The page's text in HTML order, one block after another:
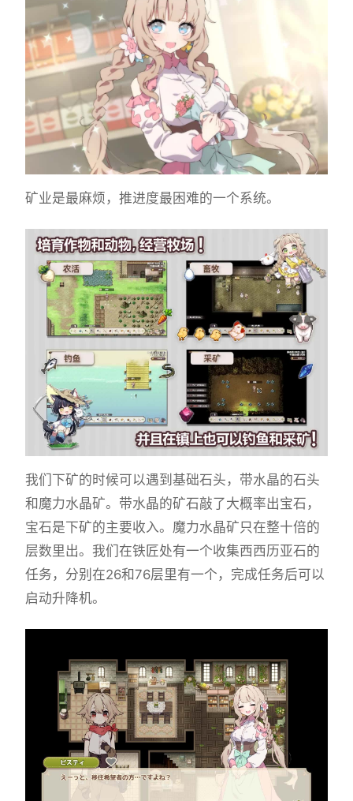
矿业是最麻烦，推进度最困难的一个系统。
我们下矿的时候可以遇到基础石头，带水晶的石头
和魔力水晶矿。带水晶的矿石敲了大概率出宝石，
宝石是下矿的主要收入。魔力水晶矿只在整十倍的
层数里出。我们在铁匠处有一个收集西西历亚石的
任务，分别在26和76层里有一个，完成任务后可以
启动升降机。